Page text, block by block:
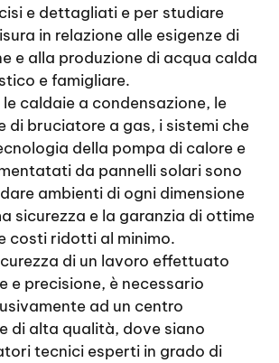
e dettagliati e per studiare
in relazione alle esigenze di
e alla produzione di acqua calda
e famigliare.
caldaie a condensazione, le
di bruciatore a gas, i sistemi che
della pompa di calore e
da pannelli solari sono
ambienti di ogni dimensione
sicurezza e la garanzia di ottime
costi ridotti al minimo.
di un lavoro effettuato
e precisione, è necessario
ad un centro
di alta qualità, dove siano
tecnici esperti in grado di